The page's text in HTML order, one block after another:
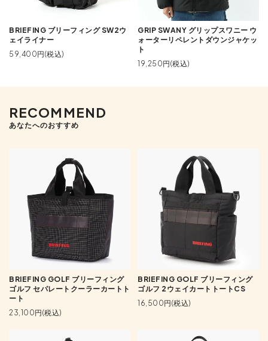
BRIEFING ブリーフィング SW2ウ
ェイライナー
59,400円(税込)
GRIP SWANY グリップスワニー ウ
ォーターリペレントダウンジャケッ
ト
19,250円(税込)
RECOMMEND
あなたへのおすすめ
BRIEFING GOLF ブリーフィング
ゴルフ セパレートクーラーカートト
ート
23,100円(税込)
BRIEFING GOLF ブリーフィング
ゴルフ 2ウェイカートトートCS
16,500円(税込)